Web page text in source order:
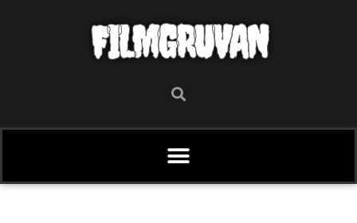
FILMGRUVAN